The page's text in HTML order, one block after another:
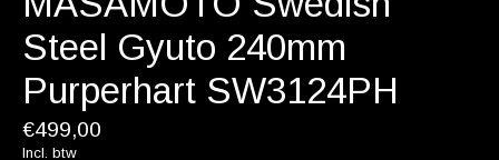
Steel Gyuto 240mm
Purperhart SW3124PH
€499,00
Incl. btw